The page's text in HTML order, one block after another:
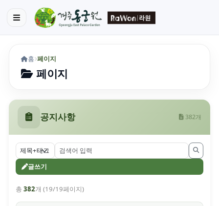
홈 페이지
페이지
공지사항 382개
글쓰기
총 382개 (19/19페이지)